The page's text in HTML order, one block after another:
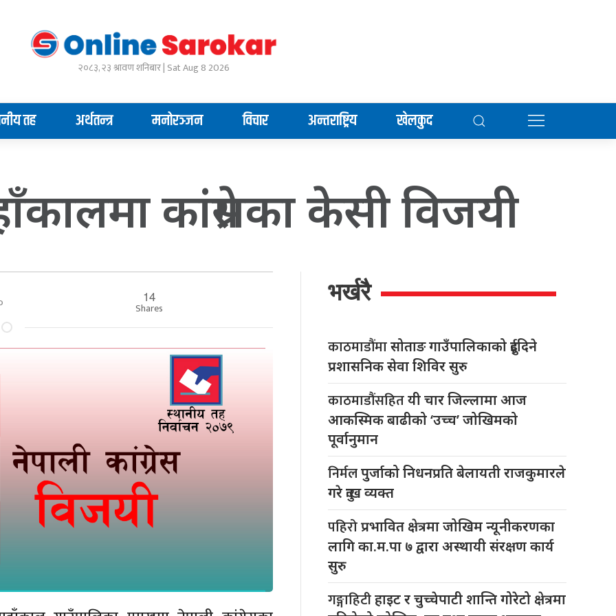
२०८३, २३ श्रावण शनिबार | Sat Aug 8 2026
तह अर्थतन्त्र मनोरञ्जन विचार अन्तराष्ट्रिय खेलकुद
कांग्रेसका केसी विजयी
14
Shares
भर्खरै
काठमाडौंमासोताङ गाउँपालिकाको दुईदिने
प्रशासनिक सेवा शिविर सुरु
काठमाडौंसहितयी चार जिल्लामा आज
आकस्मिक बाढीको ‘उच्च’ जोखिमको
पूर्वानुमान
निर्मलपुर्जाको निधनप्रति बेलायती राजकुमारले
गरे दुःख व्यक्त
पहिरोप्रभावित क्षेत्रमा जोखिम न्यूनीकरणका
लागि का.म.पा ७ द्वारा अस्थायी संरक्षण कार्य
सुरु
गङ्गाहिटीहाइट र चुच्चेपाटी शान्ति गोरेटो क्षेत्रमा